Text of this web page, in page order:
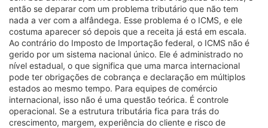
então se deparar com um problema tributário que não tem
nada a ver com a alfândega. Esse problema é o ICMS, e ele
costuma aparecer só depois que a receita já está em escala.
Ao contrário do Imposto de Importação federal, o ICMS não é
gerido por um sistema nacional único. Ele é administrado no
nível estadual, o que significa que uma marca internacional
pode ter obrigações de cobrança e declaração em múltiplos
estados ao mesmo tempo. Para equipes de comércio
internacional, isso não é uma questão teórica. É controle
operacional. Se a estrutura tributária fica para trás do
crescimento, margem, experiência do cliente e risco de